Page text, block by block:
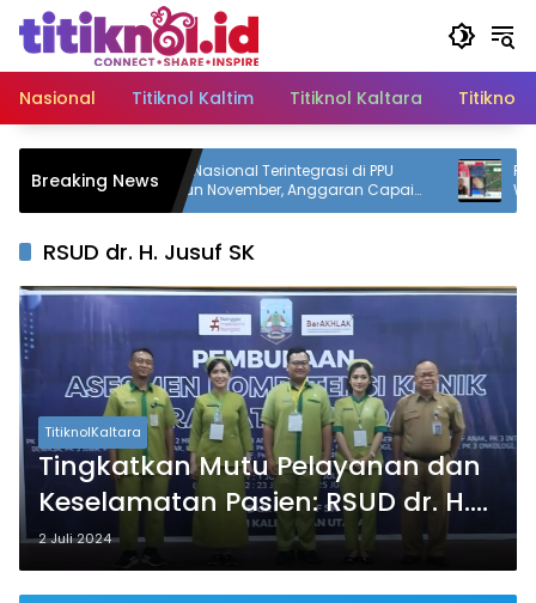
Langsung
konten
Nasional
Titiknol Kaltim Titiknol Kaltara Titiknol
Breaking News
Sekolah Nasional Terintegrasi di PPU
Dibangun November, Anggaran Capai
Rp250 Miliar
Polres
Waru, 16
Tahun
RSUD dr. H. Jusuf SK
TitiknolKaltara
Tingkatkan Mutu Pelayanan dan
Keselamatan Pasien: RSUD dr. H.
Jusuf SK Asesmen Kompetensi
Klinik Perawat dan Bidan
2 Juli 2024